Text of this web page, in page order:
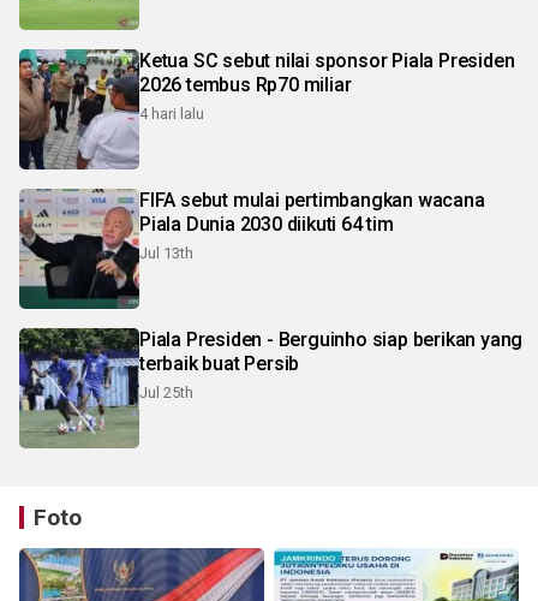
Ketua SC sebut nilai sponsor Piala Presiden
2026 tembus Rp70 miliar
4 hari lalu
FIFA sebut mulai pertimbangkan wacana
Piala Dunia 2030 diikuti 64 tim
Jul 13th
Piala Presiden - Berguinho siap berikan yang
terbaik buat Persib
Jul 25th
Foto